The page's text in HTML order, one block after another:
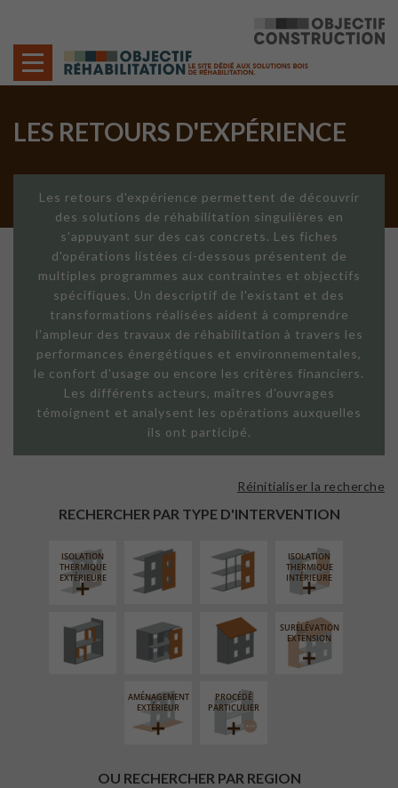
LES RETOURS D'EXPÉRIENCE
Les retours d'expérience permettent de découvrir
des solutions de réhabilitation singulières en
s'appuyant sur des cas concrets. Les fiches
d'opérations listées ci-dessous présentent de
multiples programmes aux contraintes et objectifs
spécifiques. Un descriptif de l'existant et des
transformations réalisées aident à comprendre
l'ampleur des travaux de réhabilitation à travers les
performances énergétiques et environnementales,
le confort d'usage ou encore les critères financiers.
Les différents acteurs, maîtres d'ouvrages
témoignent et analysent les opérations auxquelles
ils ont participé.
RECHERCHER PAR TYPE D'INTERVENTION
Réinitialiser la recherche
ISOLATION
THERMIQUE
EXTÉRIEURE
FAÇADE SUR
LINÉAIRE
ISOLATION
THERMIQUE
INTÉRIEURE
RÉAMÉNAGEMENT
INTÉRIEUR
FERMETURE
LOGGIAS
RÉFECTION DES
TOITURES
SURÉLÉVATION
EXTENSION
AMÉNAGEMENT
EXTÉRIEUR
PROCÉDÉ
PARTICULIER
OU RECHERCHER PAR REGION